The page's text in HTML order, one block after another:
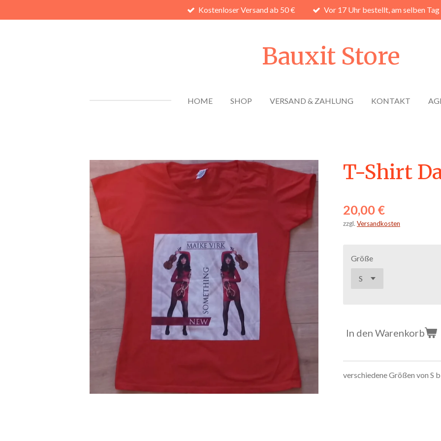
Hauptinhalt
Kostenloser Versand ab 50 € Vor 17 Uhr bestellt, am selben
Bauxit Store
HOME SHOP VERSAND & ZAHLUNG KONTAKT
T-Shirt
20,00 €
zzgl. Versandkosten
Größe
In den Warenkorb
verschiedene Größen von S